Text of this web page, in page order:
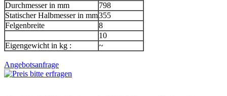
Durchmesser in mm
798
Statischer Halbmesser in mm355
Felgenbreite
8
10
Eigengewicht in kg :
~
Angebotsanfrage